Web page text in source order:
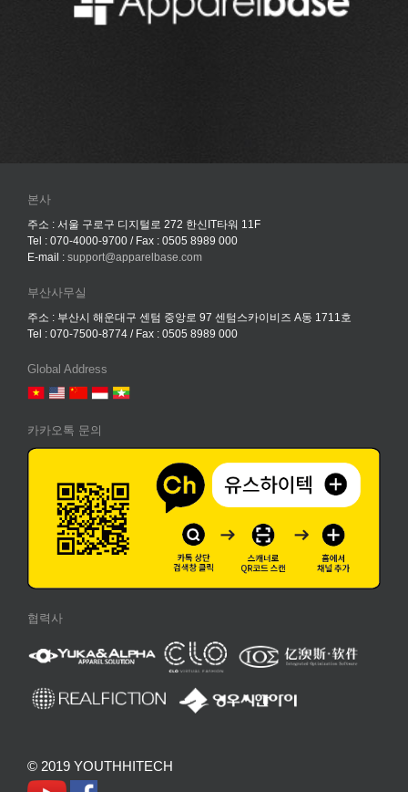
본사
주소 : 서울 구로구 디지털로 272 한신IT타워 11F
Tel : 070-4000-9700 / Fax : 0505 8989 000
E-mail : support@apparelbase.com
부산사무실
주소 : 부산시 해운대구 센텀 중앙로 97 센텀스카이비즈 A동 1711호
Tel : 070-7500-8774 / Fax : 0505 8989 000
Global Address
카카오톡 문의
협력사
© 2019 YOUTHHITECH